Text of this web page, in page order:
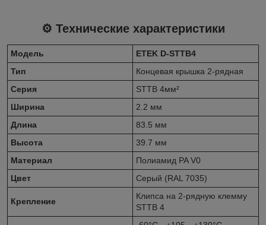
⚙️ Технические характеристики
Модель
ETEK D-STTB4
Тип
Концевая крышка 2‑рядная
Серия
STTB 4мм²
Ширина
2.2 мм
Длина
83.5 мм
Высота
39.7 мм
Материал
Полиамид PA V0
Цвет
Серый (RAL 7035)
Крепление
Клипса на 2‑рядную клемму
STTB 4